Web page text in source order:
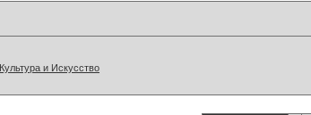
Культура и Искусство